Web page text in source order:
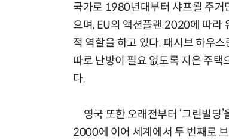
국가로 1980년대부터 샤프뢸 주거
으며, EU의 액션플랜 2020에 따라
적 역할을 하고 있다. 패시브 하우
따로 난방이 필요 없도록 지은 주
다.
영국 또한 오래전부터 ‘그린빌딩
2000에 이어 세계에서 두 번째로